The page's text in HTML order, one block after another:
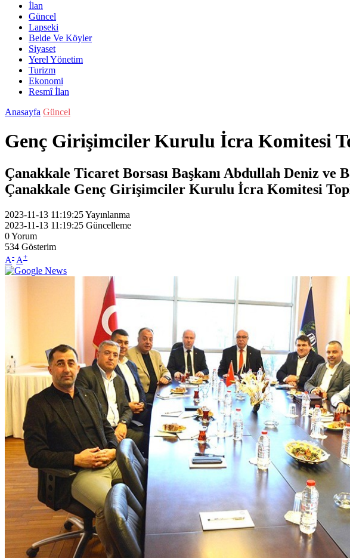
İlan
Güncel
Lapseki
Belde Ve Köyler
Siyaset
Yerel Yönetim
Turizm
Ekonomi
Resmî İlan
Anasayfa Güncel
Genç Girişimciler Kurulu İcra Komitesi
Çanakkale Ticaret Borsası Başkanı Abdullah Deniz ve
Çanakkale Genç Girişimciler Kurulu İcra Komitesi
2023-11-13 11:19:25Yayınlanma
2023-11-13 11:19:25 Güncelleme
0Yorum
534 Gösterim
A- A+